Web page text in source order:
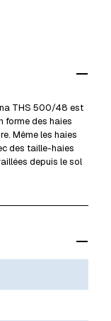
69 €
THS 500/48 est
forme des haies
Même les haies
des taille-haies
depuis le sol